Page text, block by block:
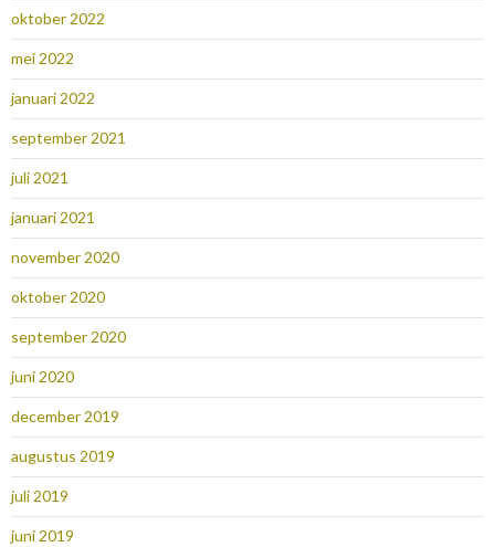
oktober 2022
mei 2022
januari 2022
september 2021
juli 2021
januari 2021
november 2020
oktober 2020
september 2020
juni 2020
december 2019
augustus 2019
juli 2019
juni 2019